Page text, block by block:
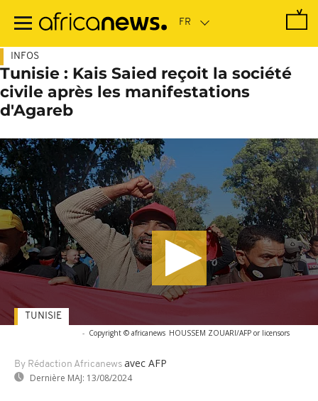
contenu
INFOS
Tunisie : Kais Saied reçoit la société
civile après les manifestations
d'Agareb
- Copyright © africanews HOUSSEM ZOUARI/AFP or licensors
By Rédaction Africanews avec AFP
Dernière MAJ: 13/08/2024
TUNISIE